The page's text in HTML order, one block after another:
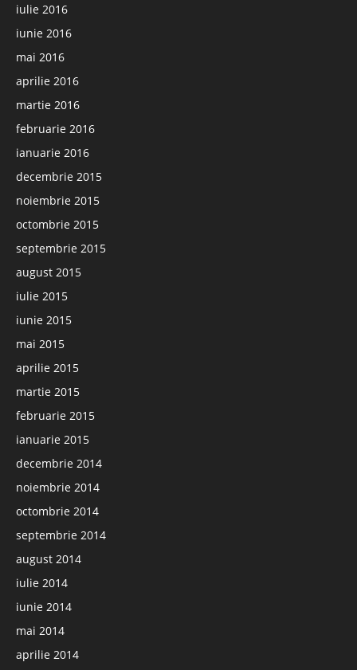
iulie 2016
iunie 2016
mai 2016
aprilie 2016
martie 2016
februarie 2016
ianuarie 2016
decembrie 2015
noiembrie 2015
octombrie 2015
septembrie 2015
august 2015
iulie 2015
iunie 2015
mai 2015
aprilie 2015
martie 2015
februarie 2015
ianuarie 2015
decembrie 2014
noiembrie 2014
octombrie 2014
septembrie 2014
august 2014
iulie 2014
iunie 2014
mai 2014
aprilie 2014